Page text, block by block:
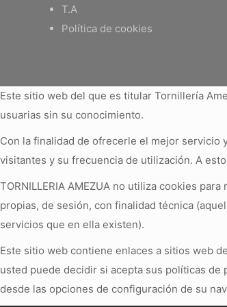
T.A
Política de cookies
Este sitio web del que es titular Tornillería
usuarias sin su conocimiento.
Con la finalidad de ofrecerle el mejor servicio
visitantes y su frecuencia de utilización. A
TORNILLERIA AMEZUA no utiliza cookies
propias, de sesión, con finalidad técnica
servicios que en ella existen).
Este sitio web contiene enlaces a sitios web
usted puede decidir si acepta sus políticas
desde las opciones de configuración de su